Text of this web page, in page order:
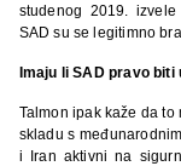
studenog 2019.
SAD su se legitimno
Imaju li SAD pravo biti
Talmon ipak kaže da
skladu s
i Iran aktivni na